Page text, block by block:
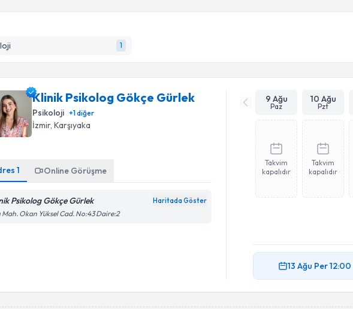
1
Klinik Psikolog Gökçe Gürlek
Psikoloji +1diğer
İzmir, Karşıyaka
1 Online Görüşme
Psikolog Gökçe Gürlek Haritada Göster
Mah. Okan Yüksel Cad. No:43 Daire:2
9 Ağu
Paz
10 Ağu
Pzt
Takvim
kapalıdır
Takvim
kapalıdır
13 Ağu Per12:00